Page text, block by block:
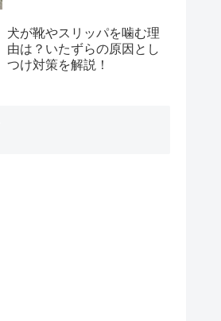
犬が靴やスリッパを噛む理
由は？いたずらの原因とし
つけ対策を解説！